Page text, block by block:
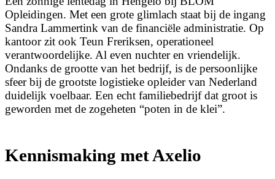
Opleidingen. Met een grote glimlach staat bij de ingang
Sandra Lammertink van de financiële administratie. Op
kantoor zit ook Teun Freriksen, operationeel
verantwoordelijke. Al even nuchter en vriendelijk.
Ondanks de grootte van het bedrijf, is de persoonlijke
sfeer bij de grootste logistieke opleider van Nederland
duidelijk voelbaar. Een echt familiebedrijf dat groot is
geworden met de zogeheten “poten in de klei”.
Kennismaking met Axelio